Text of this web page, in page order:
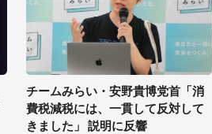
チームみらい・安野貴博党首「消
費税減税には、一貫して反対して
きました」 説明に反響